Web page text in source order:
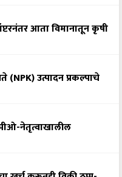
आता विमानातून कृषी
(NPK) उत्पादन प्रकल्पाचे
नेतृत्वाखालील